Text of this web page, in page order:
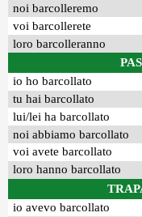
noi barcolleremo
voi barcollerete
loro barcolleranno
io ho barcollato
tu hai barcollato
lui/lei ha barcollato
noi abbiamo barcollato
voi avete barcollato
loro hanno barcollato
io avevo barcollato